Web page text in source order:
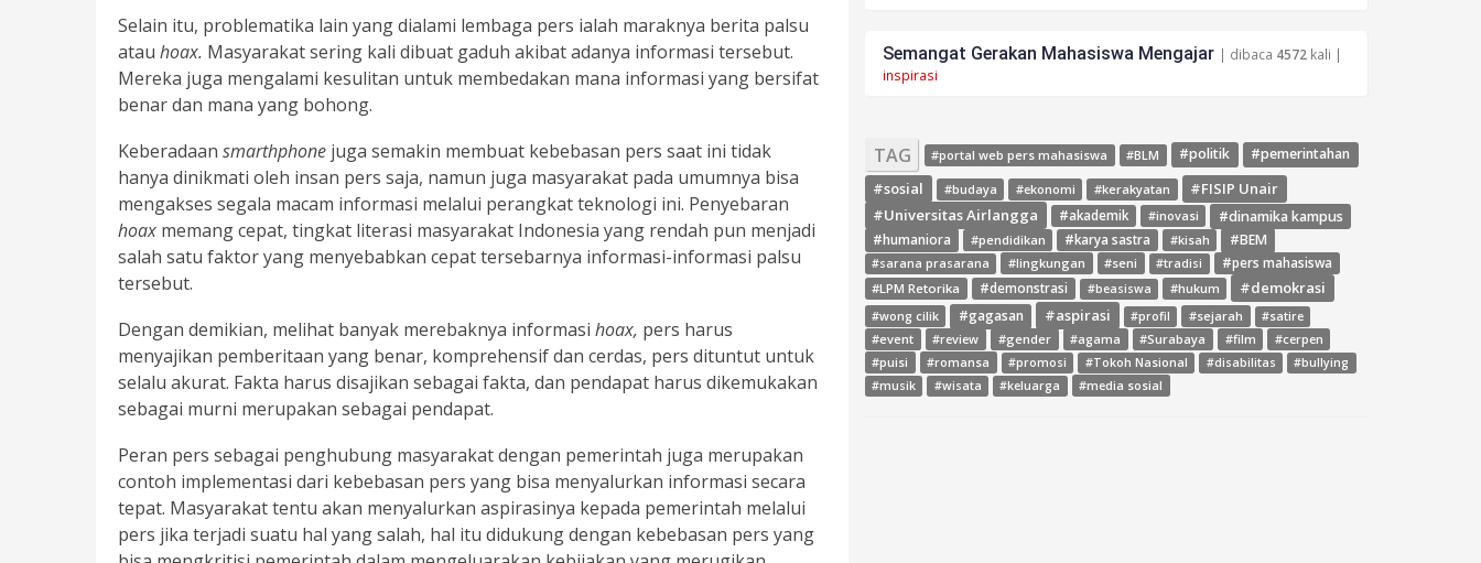
Selain itu, problematika lain yang dialami lembaga pers ialah maraknya berita palsu
atau hoax. Masyarakat sering kali dibuat gaduh akibat adanya informasi tersebut.
Mereka juga mengalami kesulitan untuk membedakan mana informasi yang bersifat
benar dan mana yang bohong.
Keberadaan smarthphone juga semakin membuat kebebasan pers saat ini tidak
hanya dinikmati oleh insan pers saja, namun juga masyarakat pada umumnya bisa
mengakses segala macam informasi melalui perangkat teknologi ini. Penyebaran
hoax memang cepat, tingkat literasi masyarakat Indonesia yang rendah pun menjadi
salah satu faktor yang menyebabkan cepat tersebarnya informasi-informasi palsu
tersebut.
Dengan demikian, melihat banyak merebaknya informasi hoax, pers harus
menyajikan pemberitaan yang benar, komprehensif dan cerdas, pers dituntut untuk
selalu akurat. Fakta harus disajikan sebagai fakta, dan pendapat harus dikemukakan
sebagai murni merupakan sebagai pendapat.
Peran pers sebagai penghubung masyarakat dengan pemerintah juga merupakan
contoh implementasi dari kebebasan pers yang bisa menyalurkan informasi secara
tepat. Masyarakat tentu akan menyalurkan aspirasinya kepada pemerintah melalui
pers jika terjadi suatu hal yang salah, hal itu didukung dengan kebebasan pers yang
Semangat Gerakan Mahasiswa Mengajar | dibaca 4572kali |
inspirasi
TAG #portal web pers mahasiswa #BLM #politik #pemerintahan
#sosial #budaya #ekonomi #kerakyatan
#FISIP Unair
#Universitas Airlangga
#akademik #inovasi #dinamika kampus
#humaniora #pendidikan #karya sastra #kisah #BEM
#sarana prasarana #lingkungan #seni #tradisi
#pers mahasiswa
#LPM Retorika
#demonstrasi #beasiswa #hukum #demokrasi
#wong cilik #gagasan #aspirasi #profil #sejarah #satire
#event #review #gender #agama #Surabaya #film
#cerpen
#puisi
#romansa #promosi #Tokoh Nasional #disabilitas
#bullying
#musik
#wisata #keluarga #media sosial